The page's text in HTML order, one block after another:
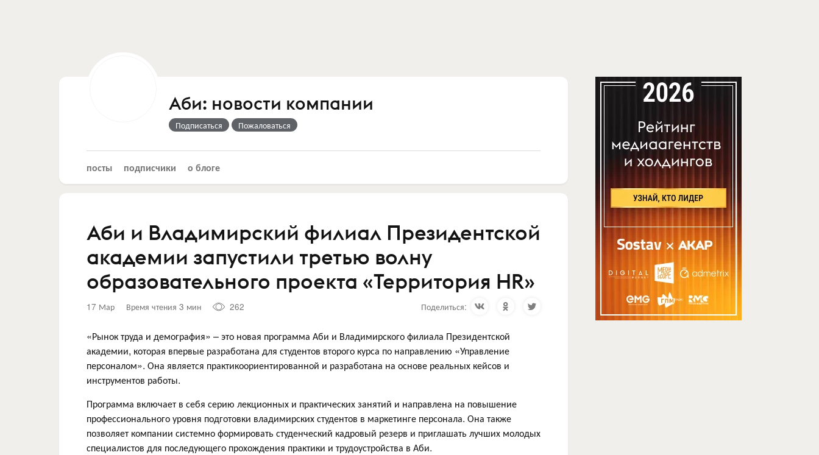
Аби: новости компании
Подписаться Пожаловаться
посты подписчики о блоге
Аби и Владимирский филиал Президентской
академии запустили третью волну
образовательного проекта «Территория HR»
17 Мар Время чтения 3 мин 262 Поделиться:
«Рынок труда и демография» – это новая программа Аби и Владимирского филиала Президентской
академии, которая впервые разработана для студентов второго курса по направлению «Управление
персоналом». Она является практикоориентированной и разработана на основе реальных кейсов и
инструментов работы.
Программа включает в себя серию лекционных и практических занятий и направлена на повышение
профессионального уровня подготовки владимирских студентов в маркетинге персонала. Она также
позволяет компании системно формировать студенческий кадровый резерв и приглашать лучших молодых
специалистов для последующего прохождения практики и трудоустройства в Аби.